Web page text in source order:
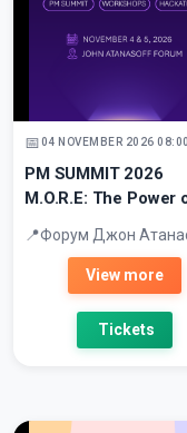
04 NOVEMBER 2026
PM SUMMIT 2026
M.O.R.E: The Power
Форум Джон
View more
Tickets